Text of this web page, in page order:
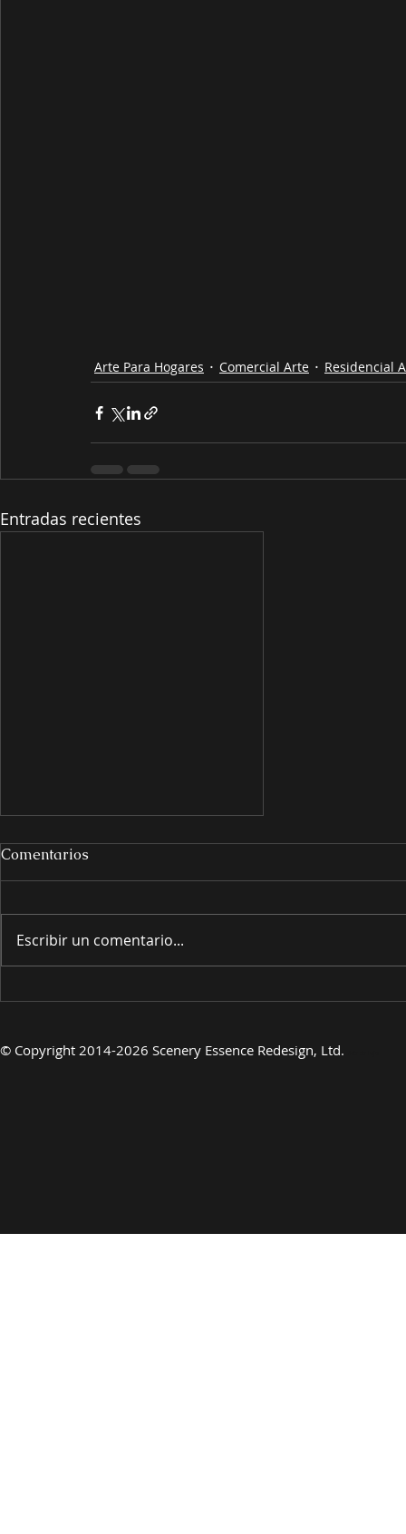
Arte Para Hogares Comercial Arte Residencial
Entradas recientes
PRESENTANDO
Comentarios
Escribir un comentario...
© Copyright 2014-2026 Scenery Essence Redesign, Ltd.